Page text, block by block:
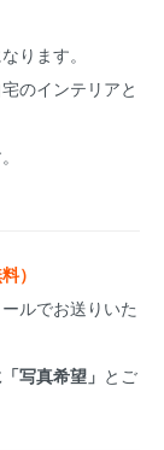
ります。
のインテリアと
）
ルでお送りいた
写真希望」 とご